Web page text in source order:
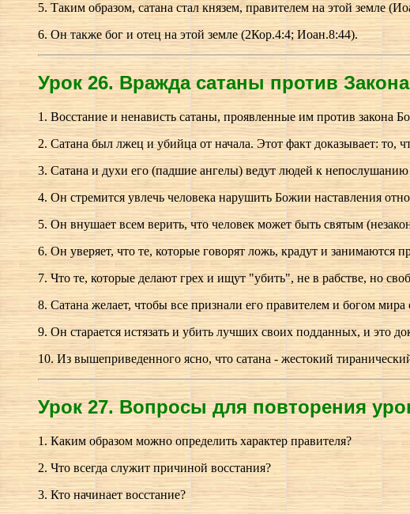
5. Таким образом, сатана стал князем, правителем на этой земле
6. Он также бог и отец на этой земле (2Кор.4:4; Иоан.8:44).
Урок 26.Вражда сатаны против
1. Восстание и ненависть сатаны, проявленные им против закона
2. Сатана был лжец и убийца от начала. Этот факт доказывает: то,
3. Сатана и духи его (падшие ангелы) ведут людей к
4. Он стремится увлечь человека нарушить Божии наставления
5. Он внушает всем верить, что человек может быть святым
6. Он уверяет, что те, которые говорят ложь, крадут и
7. Что те, которые делают грех и ищут "убить", не в рабстве, но
8. Сатана желает, чтобы все признали его правителем и богом
9. Он старается истязать и убить лучших своих подданных, и это
10. Из вышеприведенного ясно, что сатана - жестокий
Урок 27.Вопросы для повторения
1. Каким образом можно определить характер правителя?
2. Что всегда служит причиной восстания?
3. Кто начинает восстание?